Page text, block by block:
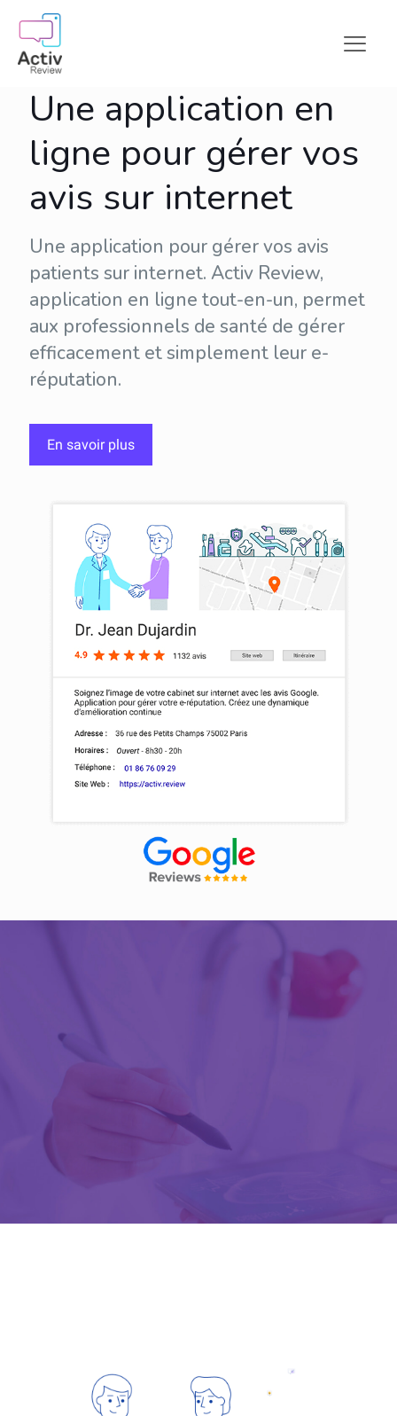
Une application en
ligne pour gérer vos
avis sur internet
Une application pour gérer vos avis
patients sur internet. Activ Review,
application en ligne tout-en-un, permet
aux professionnels de santé de gérer
efficacement et simplement leur e-
réputation.
En savoir plus